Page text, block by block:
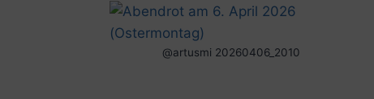
@artusmi 20260406_2010